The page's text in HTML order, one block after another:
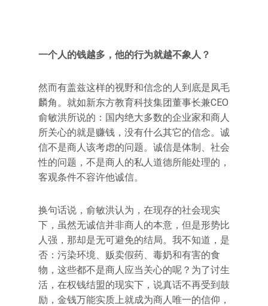
一个人的钱越多，他的行为就越不象人？
然而有盖兹这样的视野和信念的人到底是凤毛
麟角。就如新东方教育科技集团董事长兼CEO
俞敏洪所说的：国内绝大多数的企业家和商人
所关心的就是赚钱，没有什么其它的信念。诚
信不是商人该考虑的问题。诚信是体制、社会
性的问题，不是商人的私人道德所能处理的，
客观条件不容许他诚信。
换句话说，俞敏洪认为，在现存的社会现实
下，虽然无诚信并非商人的本意，但是形势比
人强，那却是无可避免的结局。我不知道，是
否：污染环境、贩卖假药、毒奶和有害的食
物，这些都不是商人应当关心的呢？为了讨生
活，在权钱结盟的现实下，说真话不再受到鼓
励，金钱万能实质上就成为商人唯一的信仰，